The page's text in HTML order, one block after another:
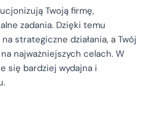
Twoją firmę,
zadania. Dzięki temu
strategiczne działania, a Twój
najważniejszych celach. W
się bardziej wydajna i